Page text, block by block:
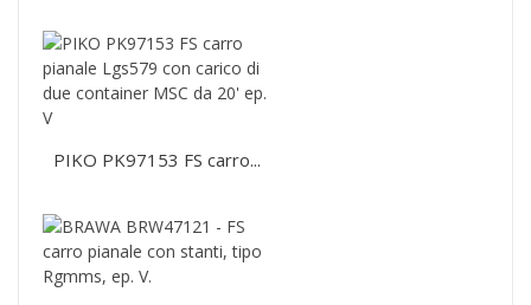
PIKO PK97153 FS carro...